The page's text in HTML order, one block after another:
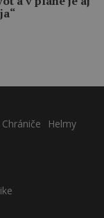
Chrániče
Helmy